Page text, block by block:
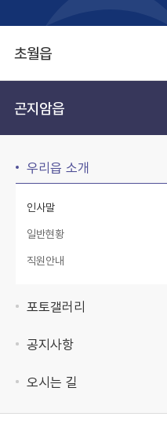
초월읍
곤지암읍
우리읍 소개
인사말
일반현황
직원안내
포토갤러리
공지사항
오시는 길